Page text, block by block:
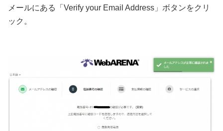
メールにある「Verify your Email Address」ボタンをクリ
ック。